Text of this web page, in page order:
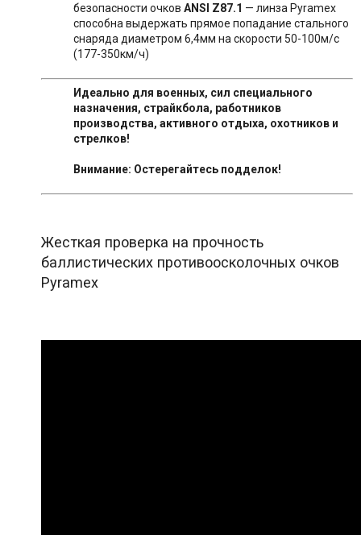
безопасности очков ANSI Z87.1 — линза Pyramex
способна выдержать прямое попадание стального
снаряда диаметром 6,4мм на скорости 50-100м/с
(177-350км/ч)
Идеально для военных, сил специального
назначения, страйкбола, работников
производства, активного отдыха, охотников и
стрелков!
Внимание: Остерегайтесь подделок!
Жесткая проверка на прочность
баллистических противоосколочных очков
Pyramex